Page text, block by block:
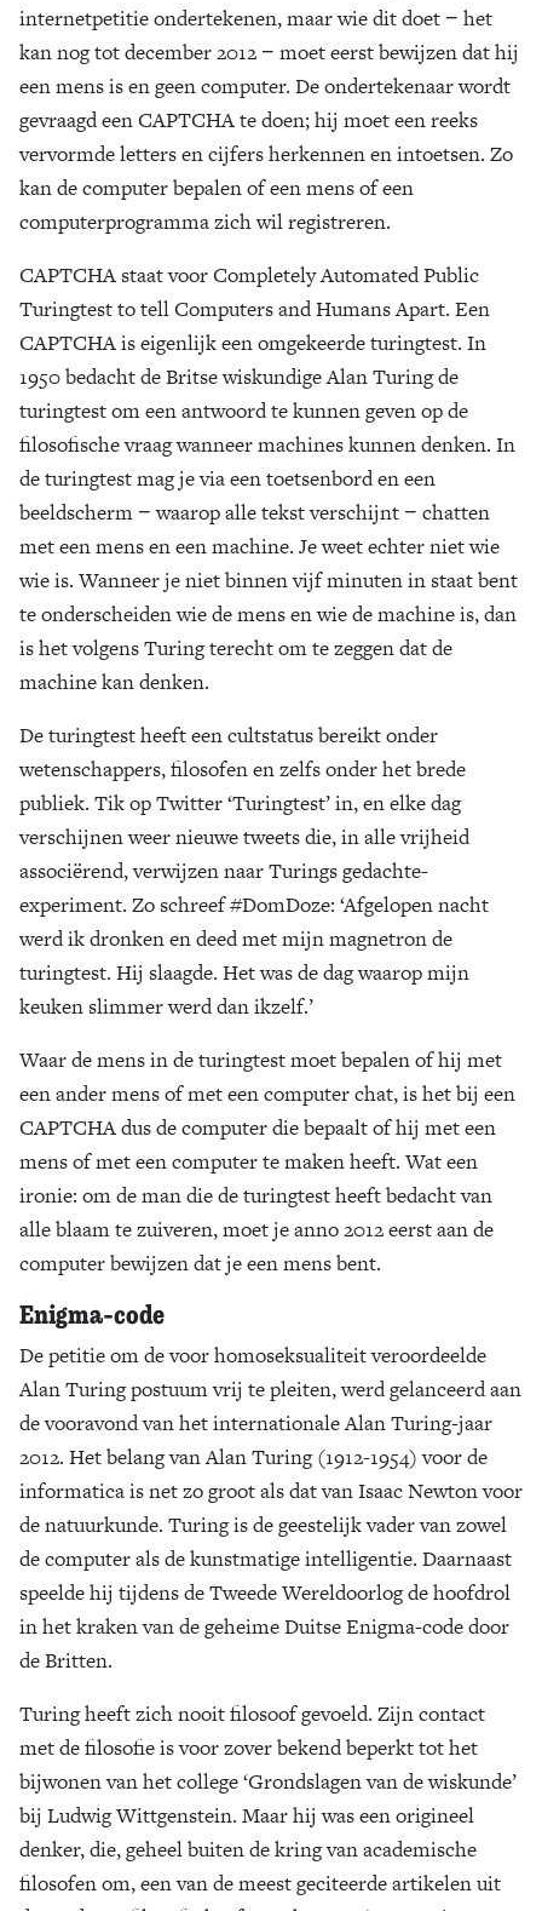
internetpetitie ondertekenen, maar wie dit doet − het
kan nog tot december 2012 − moet eerst bewijzen dat hij
een mens is en geen computer. De ondertekenaar wordt
gevraagd een CAPTCHA te doen; hij moet een reeks
vervormde letters en cijfers herkennen en intoetsen. Zo
kan de computer bepalen of een mens of een
computerprogramma zich wil registreren.
CAPTCHA staat voor Completely Automated Public
Turingtest to tell Computers and Humans Apart. Een
CAPTCHA is eigenlijk een omgekeerde turingtest. In
1950 bedacht de Britse wiskundige Alan Turing de
turingtest om een antwoord te kunnen geven op de
filosofische vraag wanneer machines kunnen denken. In
de turingtest mag je via een toetsenbord en een
beeldscherm − waarop alle tekst verschijnt − chatten
met een mens en een machine. Je weet echter niet wie
wie is. Wanneer je niet binnen vijf minuten in staat bent
te onderscheiden wie de mens en wie de machine is, dan
is het volgens Turing terecht om te zeggen dat de
machine kan denken.
De turingtest heeft een cultstatus bereikt onder
wetenschappers, filosofen en zelfs onder het brede
publiek. Tik op Twitter ‘Turingtest’ in, en elke dag
verschijnen weer nieuwe tweets die, in alle vrijheid
associërend, verwijzen naar Turings gedachte-
experiment. Zo schreef #DomDoze: ‘Afgelopen nacht
werd ik dronken en deed met mijn magnetron de
turingtest. Hij slaagde. Het was de dag waarop mijn
keuken slimmer werd dan ikzelf.’
Waar de mens in de turingtest moet bepalen of hij met
een ander mens of met een computer chat, is het bij een
CAPTCHA dus de computer die bepaalt of hij met een
mens of met een computer te maken heeft. Wat een
ironie: om de man die de turingtest heeft bedacht van
alle blaam te zuiveren, moet je anno 2012 eerst aan de
computer bewijzen dat je een mens bent.
Enigma-code
De petitie om de voor homoseksualiteit veroordeelde
Alan Turing postuum vrij te pleiten, werd gelanceerd aan
de vooravond van het internationale Alan Turing-jaar
2012. Het belang van Alan Turing (1912-1954) voor de
informatica is net zo groot als dat van Isaac Newton voor
de natuurkunde. Turing is de geestelijk vader van zowel
de computer als de kunstmatige intelligentie. Daarnaast
speelde hij tijdens de Tweede Wereldoorlog de hoofdrol
in het kraken van de geheime Duitse Enigma-code door
de Britten.
Turing heeft zich nooit filosoof gevoeld. Zijn contact
met de filosofie is voor zover bekend beperkt tot het
bijwonen van het college ‘Grondslagen van de wiskunde’
bij Ludwig Wittgenstein. Maar hij was een origineel
denker, die, geheel buiten de kring van academische
filosofen om, een van de meest geciteerde artikelen uit